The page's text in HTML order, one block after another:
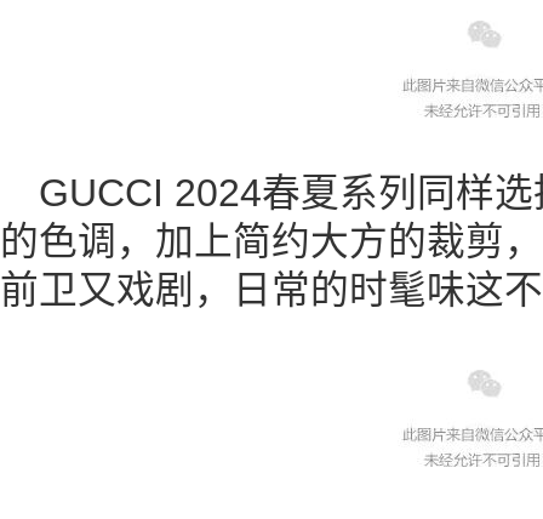
GUCCI 2024春夏系列同样
的色调，加上简约大方的裁剪
前卫又戏剧，日常的时髦味这